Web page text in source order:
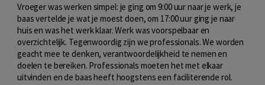
Vroeger was werken simpel: je ging om 9:00 uur naar je werk, je
baas vertelde je wat je moest doen, om 17:00 uur ging je naar
huis en was het werk klaar. Werk was voorspelbaar en
overzichtelijk. Tegenwoordig zijn we professionals. We worden
geacht mee te denken, verantwoordelijkheid te nemen en
doelen te bereiken. Professionals moeten het met elkaar
uitvinden en de baas heeft hoogstens een faciliterende rol.